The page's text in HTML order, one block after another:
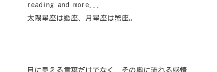
reading and more...
太陽星座は蠍座、月星座は蟹座。
目に見える言葉だけでなく、その奥に流れる感情